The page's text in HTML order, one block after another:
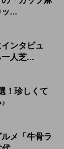
...
ンタビュ
人芝...
！珍しくて
メ「牛骨ラ